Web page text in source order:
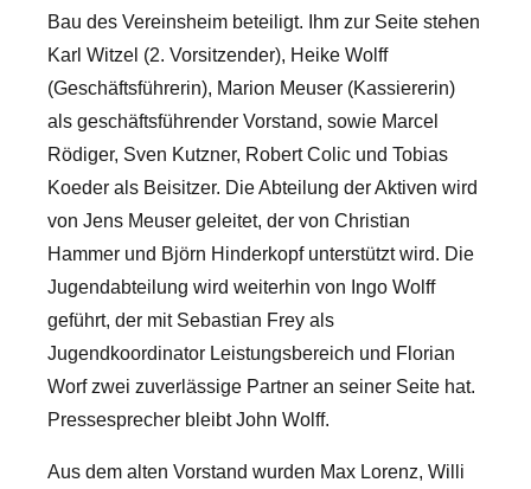
Bau des Vereinsheim beteiligt. Ihm zur Seite stehen
Karl Witzel (2. Vorsitzender), Heike Wolff
(Geschäftsführerin), Marion Meuser (Kassiererin)
als geschäftsführender Vorstand, sowie Marcel
Rödiger, Sven Kutzner, Robert Colic und Tobias
Koeder als Beisitzer. Die Abteilung der Aktiven wird
von Jens Meuser geleitet, der von Christian
Hammer und Björn Hinderkopf unterstützt wird. Die
Jugendabteilung wird weiterhin von Ingo Wolff
geführt, der mit Sebastian Frey als
Jugendkoordinator Leistungsbereich und Florian
Worf zwei zuverlässige Partner an seiner Seite hat.
Pressesprecher bleibt John Wolff.
Aus dem alten Vorstand wurden Max Lorenz, Willi